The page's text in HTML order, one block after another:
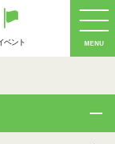
ベント MENU